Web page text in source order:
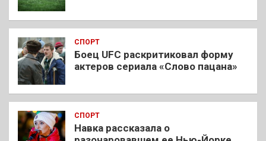
СПОРТ
Боец UFC раскритиковал форму
актеров сериала «Слово пацана»
СПОРТ
Навка рассказала о